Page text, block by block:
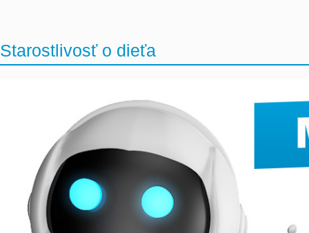
Starostlivosť o dieťa